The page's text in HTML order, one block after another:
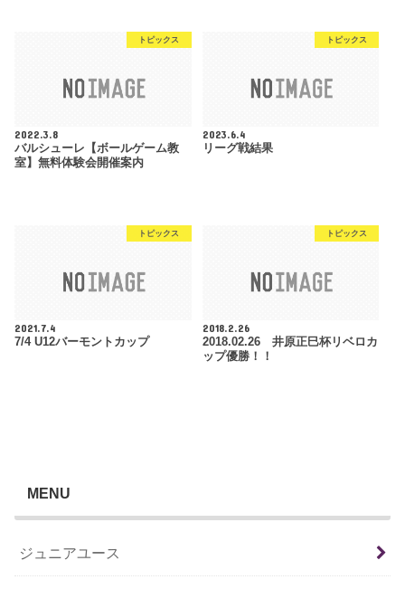
トピックス
2022.3.8
バルシューレ【ボールゲーム教
室】無料体験会開催案内
トピックス
2023.6.4
リーグ戦結果
トピックス
2021.7.4
7/4 U12バーモントカップ
トピックス
2018.2.26
2018.02.26 井原正巳杯リベロカ
ップ優勝！！
MENU
ジュニアユース